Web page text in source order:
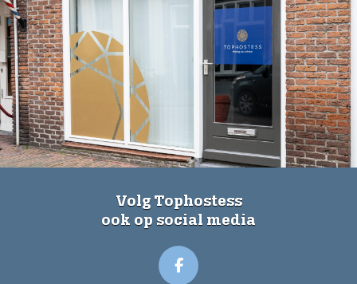
Volg Tophostess
ook op social media